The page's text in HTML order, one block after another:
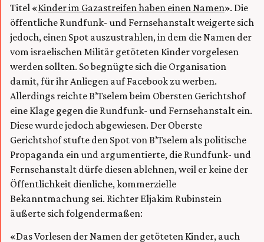
Titel «Kinder im Gazastreifen haben einen Namen». Die
öffentliche Rundfunk- und Fernsehanstalt weigerte sich
jedoch, einen Spot auszustrahlen, in dem die Namen der
vom israelischen Militär getöteten Kinder vorgelesen
werden sollten. So begnügte sich die Organisation
damit, für ihr Anliegen auf Facebook zu werben.
Allerdings reichte B’Tselem beim Obersten Gerichtshof
eine Klage gegen die Rundfunk- und Fernsehanstalt ein.
Diese wurde jedoch abgewiesen. Der Oberste
Gerichtshof stufte den Spot von B’Tselem als politische
Propaganda ein und argumentierte, die Rundfunk- und
Fernsehanstalt dürfe diesen ablehnen, weil er keine der
Öffentlichkeit dienliche, kommerzielle
Bekanntmachung sei. Richter Eljakim Rubinstein
äußerte sich folgendermaßen:
«Das Vorlesen der Namen der getöteten Kinder, auch